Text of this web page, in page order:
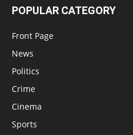
POPULAR CATEGORY
Front Page
News
Politics
Crime
Cinema
Sports